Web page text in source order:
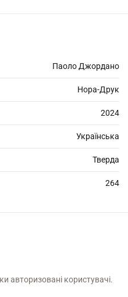
і відчуття втрати
і теплий голос Паоло
європейському романі
де можна врятуватися.
герою примиритися зі
страх.
Паоло Джордано
Нора-Друк
2024
Українська
Тверда
264
авторизовані користувачі.